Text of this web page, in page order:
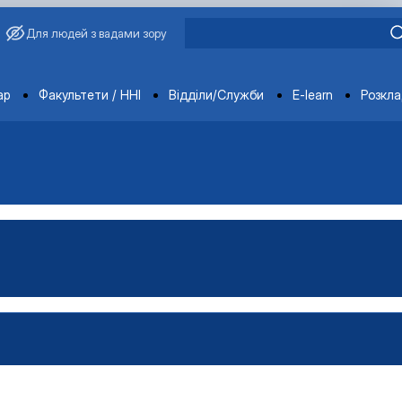
Для людей з вадами зору
Факультети / ННІ Відділи/Служби E-learn